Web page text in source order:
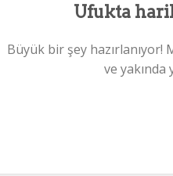
Ufukta
Büyük bir şey hazırlanıyor!
ve yakında